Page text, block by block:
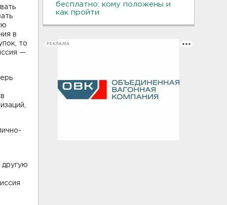
в
то
—
другую
бесплатно: кому положены и
как пройти
РЕКЛАМА